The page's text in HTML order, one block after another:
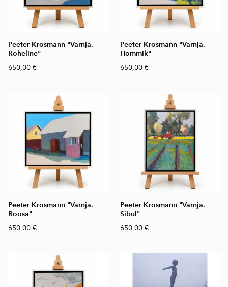
Peeter Krosmann "Varnja.
Roheline"
650,00 €
Peeter Krosmann "Varnja.
Hommik"
650,00 €
Peeter Krosmann "Varnja.
Roosa"
650,00 €
Peeter Krosmann "Varnja.
Sibul"
650,00 €